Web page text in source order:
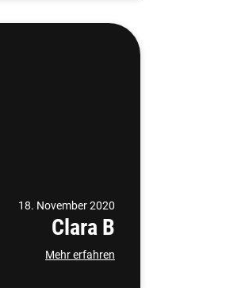
18. November 2020
Clara B
Mehr erfahren